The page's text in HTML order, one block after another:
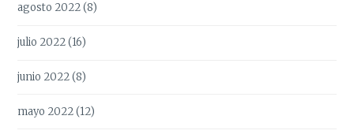
agosto 2022(8)
julio 2022(16)
junio 2022(8)
mayo 2022(12)